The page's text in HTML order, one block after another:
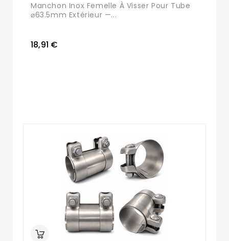
Manchon Inox Femelle À Visser Pour Tube
⌀63.5mm Extérieur —...
18,91 €